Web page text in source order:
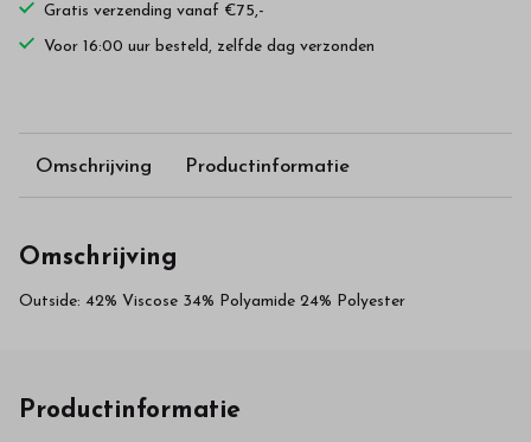
Gratis verzending vanaf €75,-
Voor 16:00 uur besteld, zelfde dag verzonden
Omschrijving Productinformatie
Omschrijving
Outside: 42% Viscose 34% Polyamide 24% Polyester
Productinformatie